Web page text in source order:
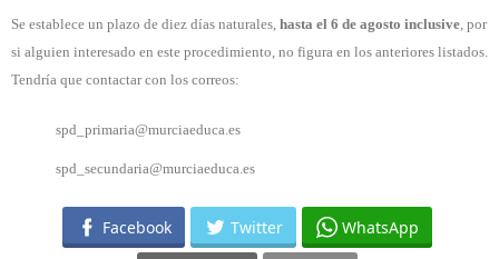
Se establece un plazo de diez días naturales, hasta el 6 de agosto inclusive, por
si alguien interesado en este procedimiento, no figura en los anteriores listados.
Tendría que contactar con los correos:
spd_primaria@murciaeduca.es
spd_secundaria@murciaeduca.es
Facebook Twitter WhatsApp